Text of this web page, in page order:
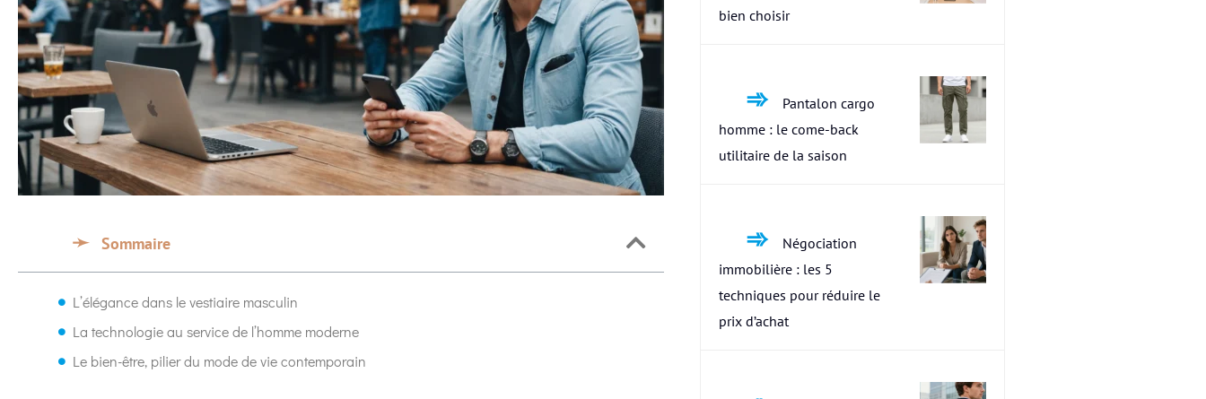
Sommaire
L’élégance dans le vestiaire masculin
La technologie au service de l’homme moderne
Le bien-être, pilier du mode de vie contemporain
bien choisir
Pantalon cargo
homme : le come-back
utilitaire de la saison
Négociation
immobilière : les 5
techniques pour réduire le
prix d’achat